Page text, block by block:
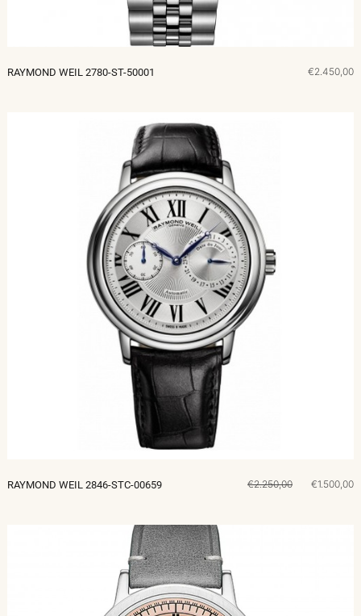
RAYMOND WEIL 2780-ST-50001 €2.450,00
RAYMOND WEIL 2846-STC-00659 €2.250,00 €1.500,00